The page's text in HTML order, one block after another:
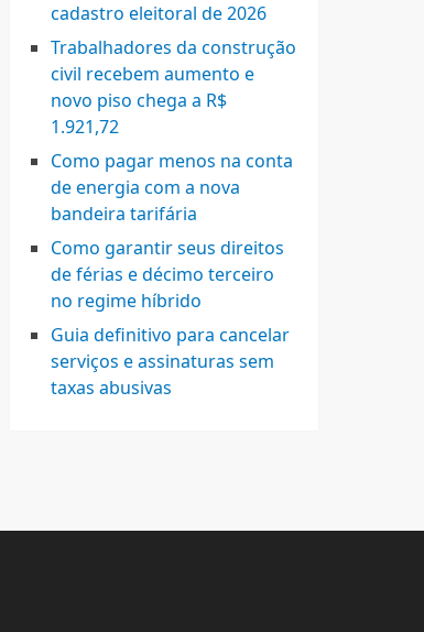
cadastro eleitoral de 2026
Trabalhadores da construção
civil recebem aumento e
novo piso chega a R$
1.921,72
Como pagar menos na conta
de energia com a nova
bandeira tarifária
Como garantir seus direitos
de férias e décimo terceiro
no regime híbrido
Guia definitivo para cancelar
serviços e assinaturas sem
taxas abusivas